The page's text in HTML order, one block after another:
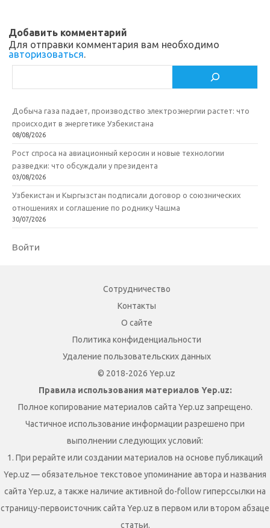
i
ь
Добавить комментарий
Для отправки комментария вам необходимо
авторизоваться.
Добыча газа падает, производство электроэнергии растет: что
происходит в энергетике Узбекистана
08/08/2026
Рост спроса на авиационный керосин и новые технологии
разведки: что обсуждали у президента
03/08/2026
Узбекистан и Кыргызстан подписали договор о союзнических
отношениях и соглашение по роднику Чашма
30/07/2026
Войти
Сотрудничество
Контакты
О сайте
Политика конфиденциальности
Удаление пользовательских данных
© 2018-2026 Yep.uz
Правила использования материалов Yep.uz:
Полное копирование материалов сайта Yep.uz запрещено.
Частичное использование информации разрешено при
выполнении следующих условий:
1. При рерайте или создании материалов на основе публикаций
Yep.uz — обязательное текстовое упоминание автора и названия
сайта Yep.uz, а также наличие активной do-follow гиперссылки на
страницу-первоисточник сайта Yep.uz в первом или втором абзаце
статьи.